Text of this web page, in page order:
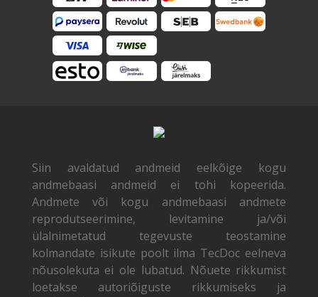
Siin avaldatud andmeid eelkõige kogu
andmebaasi andmeid ei tohi kopeerida.
Andmete või kogu andmebaasi andmete
reprodutseerimine, levitamine ja/või
ülalnimetatud tegevuste teostamine
kolmandate isikute poolt ilma TecDoc eelneva
nõusolekuta ei ole lubatud. Nõuete rikkumist
loetakse autoriõiguste rikkumiseks ja